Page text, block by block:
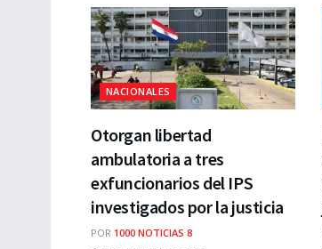
NACIONALES
Otorgan libertad
ambulatoria a tres
exfuncionarios del IPS
investigados por la justicia
POR 1000 NOTICIAS 8